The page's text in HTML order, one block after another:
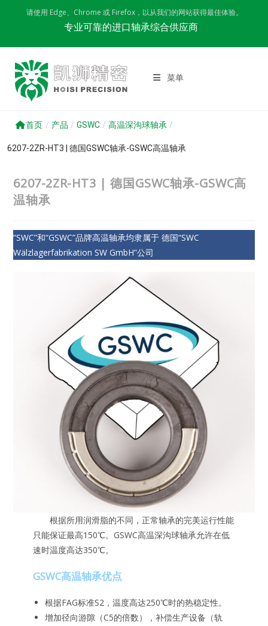
请使用 Edge、Chrome 或 Firefox，以从我们的网站获得最佳体验。
专业可靠的进口轴承综合供应商
菜单
首页 / 产品 / GSWC / 高温深沟球轴承 /
6207-2ZR-HT3 | 德国GSWC轴承-GSWC高温轴承
6207-2ZR-HT3 | 德国GSWC轴承-GSWC高
温轴承
“SWC”和“GSWC”品牌高温轴承均隶属于 德国“SWC
Wälzlagerfabrikation SW GmbH”公司
根据所用润滑脂的不同，正常轴承的完美运行性能
只能保证最高150℃。GSWC高温深沟球轴承允许在低
速时温度高达350℃。
GSWC高温轴承优点
根据FAG标准S2，温度高达250℃时的热稳定性。
增加径向游隙（C5的倍数），补偿生产设备（轨